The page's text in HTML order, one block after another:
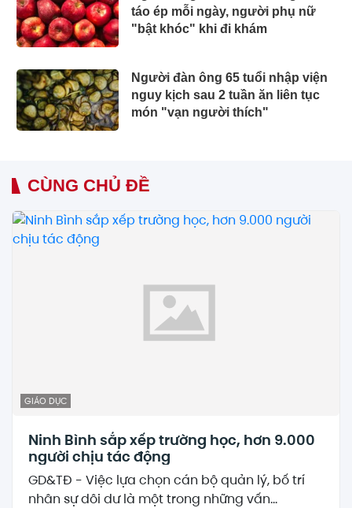
táo ép mỗi ngày, người phụ nữ
"bật khóc" khi đi khám
Người đàn ông 65 tuổi nhập viện
nguy kịch sau 2 tuần ăn liên tục
món "vạn người thích"
CÙNG CHỦ ĐỀ
GIÁO DỤC
Ninh Bình sắp xếp trường học, hơn 9.000
người chịu tác động
GD&TĐ - Việc lựa chọn cán bộ quản lý, bố trí
nhân sự dôi dư là một trong những vấn...